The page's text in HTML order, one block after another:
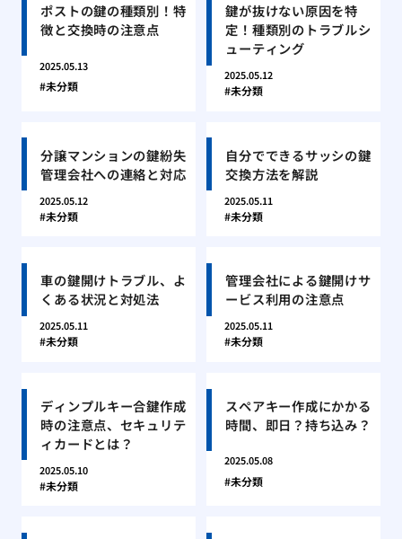
ポストの鍵の種類別！特
徴と交換時の注意点
2025.05.13
未分類
鍵が抜けない原因を特
定！種類別のトラブルシ
ューティング
2025.05.12
未分類
分譲マンションの鍵紛失
管理会社への連絡と対応
2025.05.12
未分類
自分でできるサッシの鍵
交換方法を解説
2025.05.11
未分類
車の鍵開けトラブル、よ
くある状況と対処法
2025.05.11
未分類
管理会社による鍵開けサ
ービス利用の注意点
2025.05.11
未分類
ディンプルキー合鍵作成
時の注意点、セキュリテ
ィカードとは？
2025.05.10
未分類
スペアキー作成にかかる
時間、即日？持ち込み？
2025.05.08
未分類